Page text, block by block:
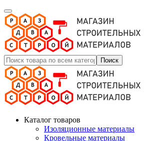
Поиск
Каталог товаров
Изоляционные материалы
Кровельные материалы